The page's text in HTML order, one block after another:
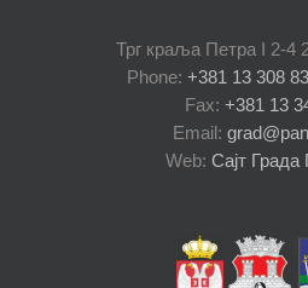
Трг краља Петра I 2-4
Phone: +381 13 308
Fax: +381 13
Email:
Web: Сајт Града